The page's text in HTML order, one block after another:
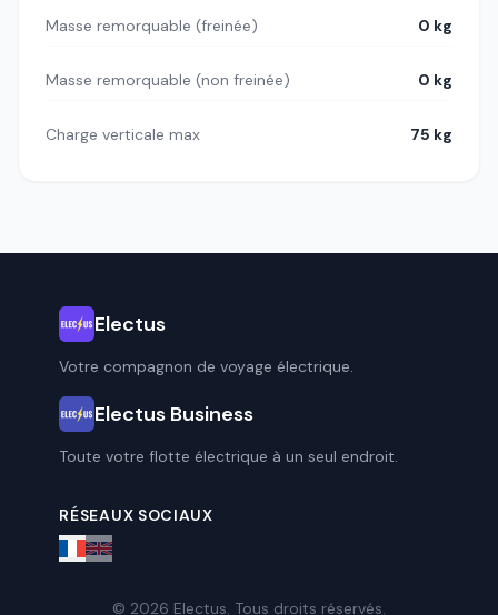
Masse remorquable (freinée) 0 kg
Masse remorquable (non freinée) 0 kg
Charge verticale max 75 kg
Electus
Votre compagnon de voyage électrique.
Electus Business
Toute votre flotte électrique à un seul endroit.
RÉSEAUX SOCIAUX
© 2026 Electus. Tous droits réservés.